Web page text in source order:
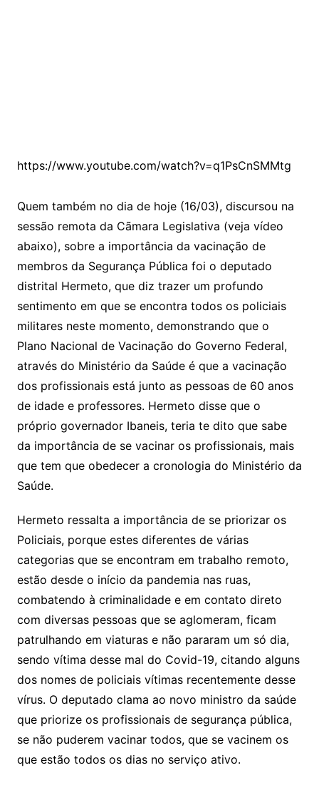
https://www.youtube.com/watch?v=q1PsCnSMMtg
Quem também no dia de hoje (16/03), discursou na
sessão remota da Cãmara Legislativa (veja vídeo
abaixo), sobre a importância da vacinação de
membros da Segurança Pública foi o deputado
distrital Hermeto, que diz trazer um profundo
sentimento em que se encontra todos os policiais
militares neste momento, demonstrando que o
Plano Nacional de Vacinação do Governo Federal,
através do Ministério da Saúde é que a vacinação
dos profissionais está junto as pessoas de 60 anos
de idade e professores. Hermeto disse que o
próprio governador Ibaneis, teria te dito que sabe
da importância de se vacinar os profissionais, mais
que tem que obedecer a cronologia do Ministério da
Saúde.
Hermeto ressalta a importância de se priorizar os
Policiais, porque estes diferentes de várias
categorias que se encontram em trabalho remoto,
estão desde o início da pandemia nas ruas,
combatendo à criminalidade e em contato direto
com diversas pessoas que se aglomeram, ficam
patrulhando em viaturas e não pararam um só dia,
sendo vítima desse mal do Covid-19, citando alguns
dos nomes de policiais vítimas recentemente desse
vírus. O deputado clama ao novo ministro da saúde
que priorize os profissionais de segurança pública,
se não puderem vacinar todos, que se vacinem os
que estão todos os dias no serviço ativo.